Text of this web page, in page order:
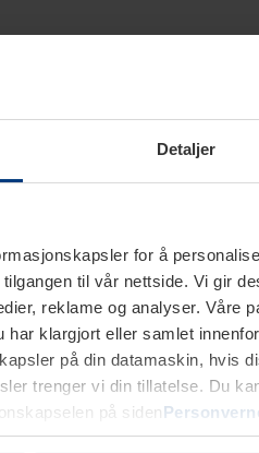
Detaljer
for å
til vår nettside. Vi gir
reklame og analyser. Våre
klargjort eller samlet
på din datamaskin, hvis
trenger vi din tillatelse. Du
på siden